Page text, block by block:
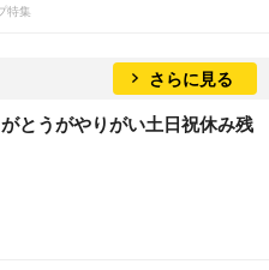
特集
さらに見る
とうがやりがい土日祝休み残